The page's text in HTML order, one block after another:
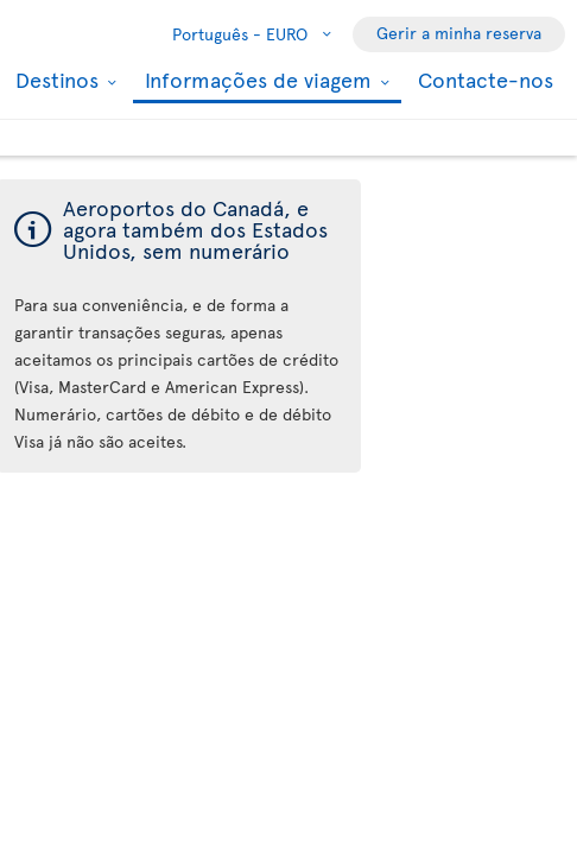
Português - EURO Gerir a minha reserva
Destinos Informações de viagem Contacte-nos
ý Aeroportos do Canadá, e
agora também dos Estados
Unidos, sem numerário
Para sua conveniência, e de forma a
garantir transações seguras, apenas
aceitamos os principais cartões de crédito
(Visa, MasterCard e American Express).
Numerário, cartões de débito e de débito
Visa já não são aceites.